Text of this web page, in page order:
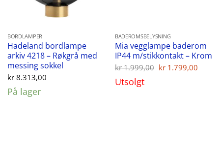
BORDLAMPER
Hadeland bordlampe
arkiv 4218 – Røkgrå med
messing sokkel
kr8.313,00
På lager
BADEROMSBELYSNING
Mia vegglampe baderom
IP44 m/stikkontakt – Krom
kr1.999,00 Opprinnelig
kr 1.799,00
Utsolgt